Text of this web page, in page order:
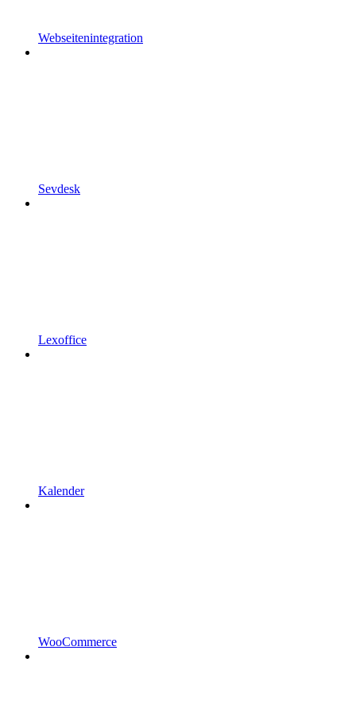
Webseitenintegration
Sevdesk
Lexoffice
Kalender
WooCommerce